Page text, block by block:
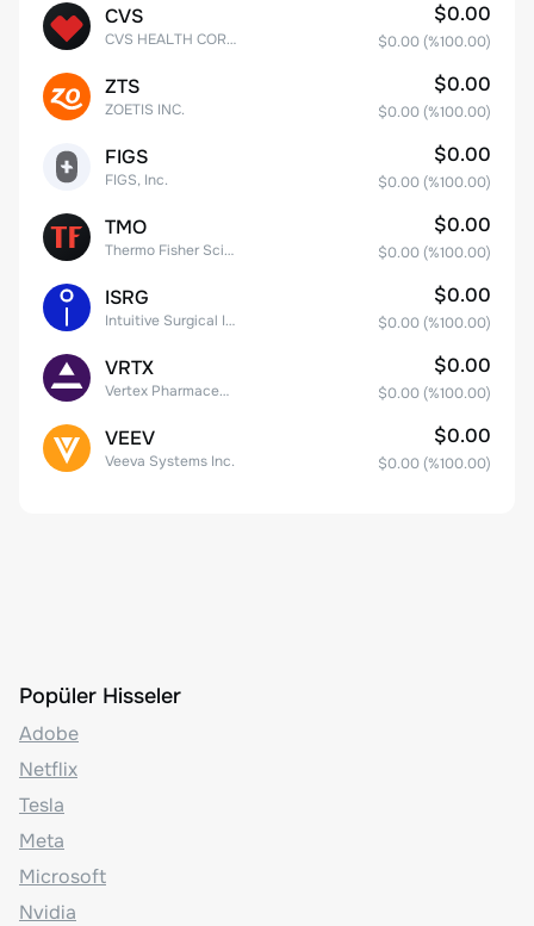
CVS
CVS HEALTH CORPORATION
$0.00
$0.00 (%100.00)
ZTS
ZOETIS INC.
$0.00
$0.00 (%100.00)
FIGS
FIGS, Inc.
$0.00
$0.00 (%100.00)
TMO
Thermo Fisher Scientific, Inc.
$0.00
$0.00 (%100.00)
ISRG
Intuitive Surgical Inc.
$0.00
$0.00 (%100.00)
VRTX
Vertex Pharmaceuticals Inc
$0.00
$0.00 (%100.00)
VEEV
Veeva Systems Inc.
$0.00
$0.00 (%100.00)
Popüler Hisseler
Adobe
Netflix
Tesla
Meta
Microsoft
Nvidia